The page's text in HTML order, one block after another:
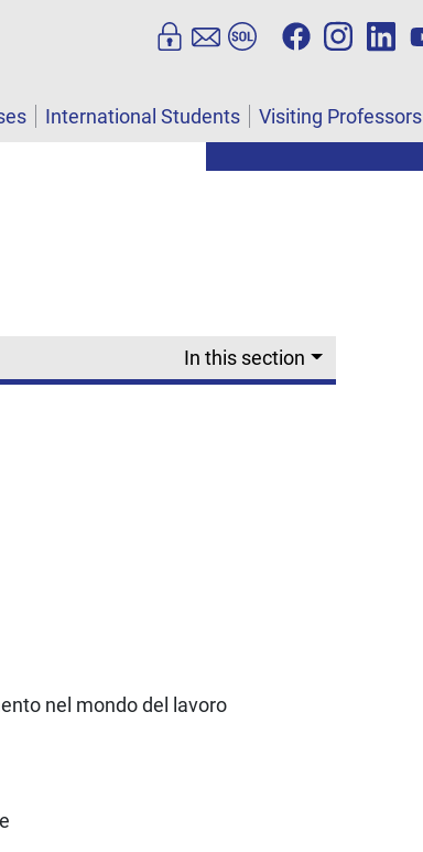
International Students Visiting Professors
In this section
nel mondo del lavoro